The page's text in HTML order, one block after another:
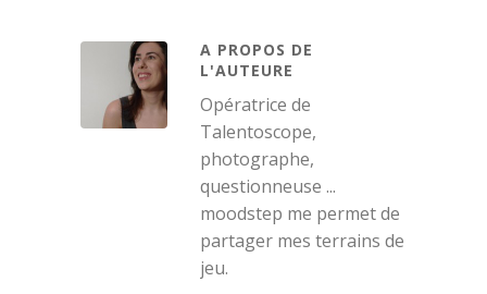
A PROPOS DE
L'AUTEURE
Opératrice de
Talentoscope,
photographe,
questionneuse ...
moodstep me permet de
partager mes terrains de
jeu.